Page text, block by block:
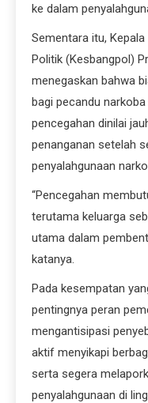
ke dalam
Sementara itu,
Politik (Kesbangpol)
menegaskan bahwa
bagi pecandu
pencegahan dinilai
penanganan setelah
penyalahgunaan
“Pencegahan
terutama keluarga
utama dalam
katanya.
Pada kesempatan
pentingnya peran
mengantisipasi
aktif menyikapi
serta segera
penyalahgunaan di